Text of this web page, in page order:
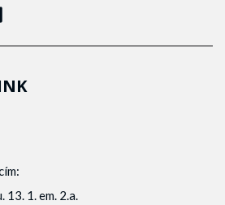
13. 1. em. 2.a.